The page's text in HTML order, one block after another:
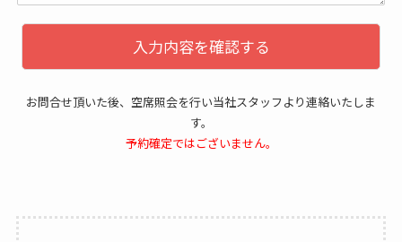
入力内容を確認する
お問合せ頂いた後、空席照会を行い当社スタッフより連絡いたしま
す。
予約確定ではございません。